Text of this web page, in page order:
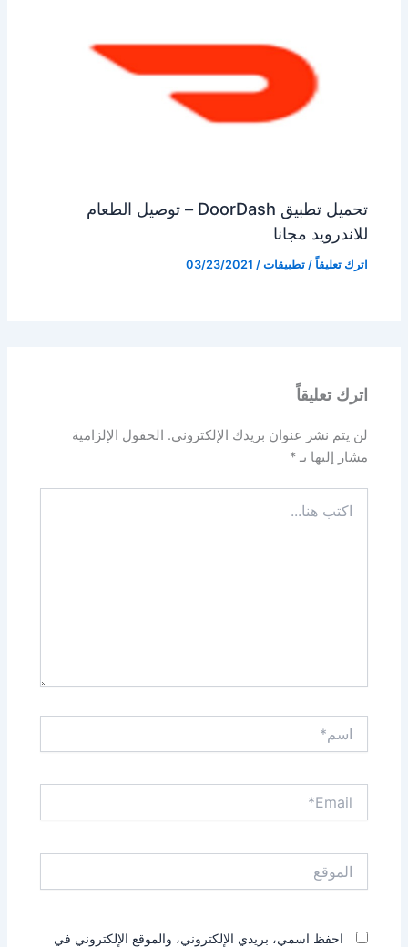
تحميل تطبيق DoorDash – توصيل الطعام
للاندرويد مجانا
اترك تعليقاً /تطبيقات /
03/23/2021
اترك تعليقاً
لن يتم نشر عنوان بريدك الإلكتروني. الحقول الإلزامية
مشار إليها بـ*
هنا...
احفظ اسمي، بريدي الإلكتروني، والموقع الإلكتروني في